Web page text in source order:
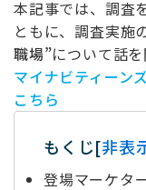
本記事では、調査
ともに、調査実施
職場”について話を
マイナビティーン
こちら
もくじ[非表
登場マーケタ